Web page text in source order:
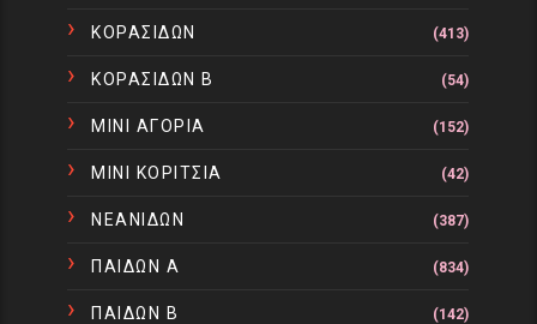
ΚΟΡΑΣΙΔΩΝ (413)
ΚΟΡΑΣΙΔΩΝ Β (54)
ΜΙΝΙ ΑΓΟΡΙΑ (152)
ΜΙΝΙ ΚΟΡΙΤΣΙΑ (42)
ΝΕΑΝΙΔΩΝ (387)
ΠΑΙΔΩΝ Α (834)
ΠΑΙΔΩΝ Β (142)